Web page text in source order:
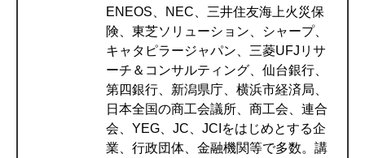
ENEOS、NEC、三井住友海上火災保
険、東芝ソリューション、シャープ、
キャタピラージャパン、三菱UFJリサ
ーチ＆コンサルティング、仙台銀行、
第四銀行、新潟県庁、横浜市経済局、
日本全国の商工会議所、商工会、連合
会、YEG、JC、JCIをはじめとする企
業、行政団体、金融機関等で多数。講